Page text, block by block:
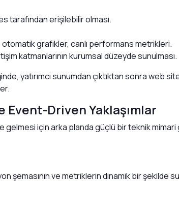
tarafından erişilebilir olması.
otomatik grafikler, canlı performans metrikleri.
katmanlarının kurumsal düzeyde sunulması.
yatırımcı sunumdan çıktıktan sonra web
Event-Driven Yaklaşımlar
gelmesi için arka planda güçlü bir teknik
ve metriklerin dinamik bir şekilde